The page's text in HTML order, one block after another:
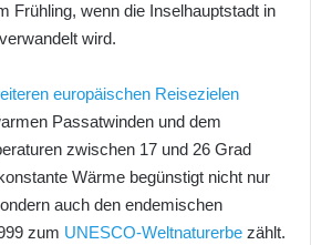
Frühling, wenn die Inselhauptstadt in
wird.
europäischen Reisezielen
Passatwinden und dem
zwischen 17 und 26 Grad
Wärme begünstigt nicht nur
auch den endemischen
zum UNESCO-Weltnaturerbe zählt.